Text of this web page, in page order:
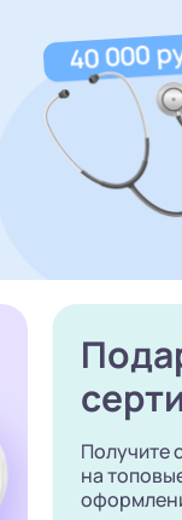
Получите
на